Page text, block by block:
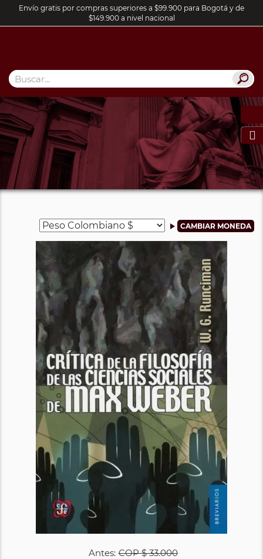
Envío gratis por compras superiores a $99.900 para Bogotá y de
$149.900 a nivel nacional

Antes: COP$ 33.000